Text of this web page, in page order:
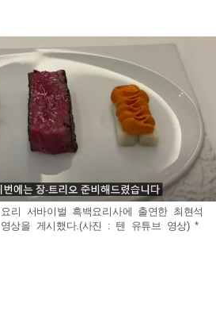
리 서바이벌 흑백요리사에 출연한 최현석
상을 게시했다.(사진 : 텐 유튜브 영상) *